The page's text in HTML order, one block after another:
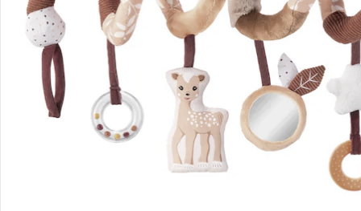
Gutscheine & Aktionen
Kontakt & Service